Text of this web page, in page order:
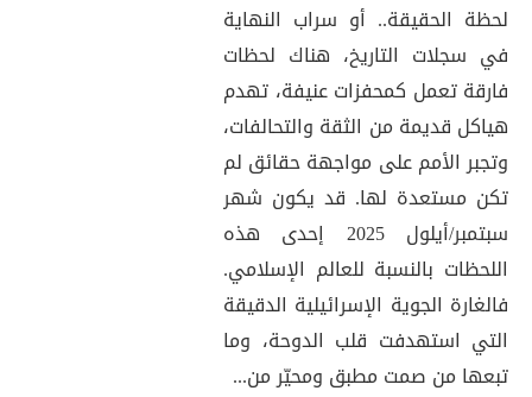
لحظة الحقيقة.. أو سراب النهاية
في سجلات التاريخ، هناك لحظات
فارقة تعمل كمحفزات عنيفة، تهدم
هياكل قديمة من الثقة والتحالفات،
وتجبر الأمم على مواجهة حقائق لم
تكن مستعدة لها. قد يكون شهر
سبتمبر/أيلول 2025 إحدى هذه
اللحظات بالنسبة للعالم الإسلامي.
فالغارة الجوية الإسرائيلية الدقيقة
التي استهدفت قلب الدوحة، وما
تبعها من صمت مطبق ومحيّر من...